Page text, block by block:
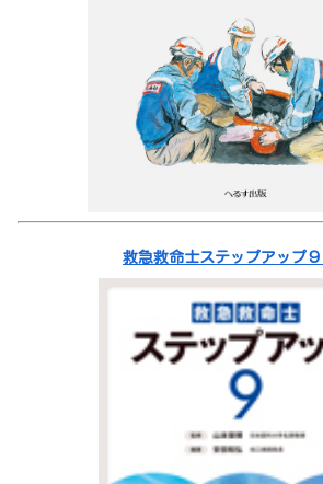
救急救命士ステップアップ